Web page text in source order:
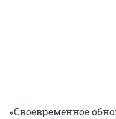
«Своевременное